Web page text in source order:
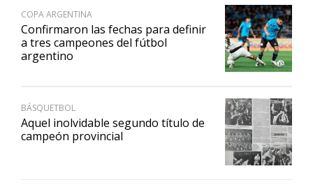
COPA ARGENTINA
Confirmaron las fechas para definir
a tres campeones del fútbol
argentino
BÁSQUETBOL
Aquel inolvidable segundo título de
campeón provincial